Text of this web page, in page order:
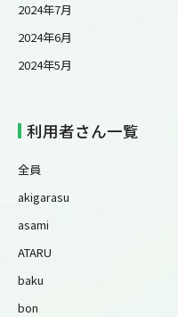
2024年7月
2024年6月
2024年5月
利用者さん一覧
全員
akigarasu
asami
ATARU
baku
bon